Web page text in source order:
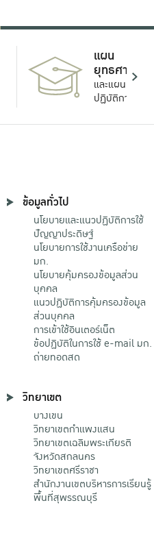
แผน
ยุทธศาสตร์
และแผน
ปฏิบัติการ
ข้อมูลทั่วไป
นโยบายและแนวปฏิบัติการใช้
ปัญญาประดิษฐ์
นโยบายการใช้งานเครือข่าย
มก.
นโยบายคุ้มครองข้อมูลส่วน
บุคคล
แนวปฏิบัติการคุ้มครองข้อมูล
ส่วนบุคคล
การเข้าใช้อินเตอร์เน็ต
ข้อปฏิบัติในการใช้ e-mail มก.
ถ่ายทอดสด
วิทยาเขต
บางเขน
วิทยาเขตกําแพงแสน
วิทยาเขตเฉลิมพระเกียรติ
จังหวัดสกลนคร
วิทยาเขตศรีราชา
สำนักงานเขตบริหารการเรียนรู้
พื้นที่สุพรรณบุรี